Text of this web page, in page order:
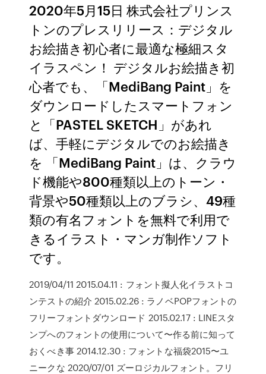
2020年5月15日 株式会社プリンス
トンのプレスリリース：デジタル
お絵描き初心者に最適な極細スタ
イラスペン！ デジタルお絵描き初
心者でも、「MediBang Paint」を
ダウンロードしたスマートフォン
と「PASTEL SKETCH」があれ
ば、手軽にデジタルでのお絵描き
を 「MediBang Paint」は、クラウ
ド機能や800種類以上のトーン・
背景や50種類以上のブラシ、49種
類の有名フォントを無料で利用で
きるイラスト・マンガ制作ソフト
です。
2019/04/11 2015.04.11 : フォント擬人化イラストコ
ンテストの紹介 2015.02.26 : ラノベPOPフォントの
フリーフォントダウンロード 2015.02.17 : LINEスタ
ンプへのフォントの使用について〜作る前に知って
おくべき事 2014.12.30 : フォントな福袋2015〜ユ
ニークな 2020/07/01 ズーロジカルフォント。フリ